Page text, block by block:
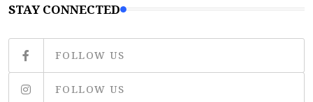
STAY CONNECTED
FOLLOW US
FOLLOW US